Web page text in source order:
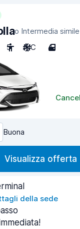
o Intermedia simile
5 A/C 4
Buona
Visualizza offerta
della sede